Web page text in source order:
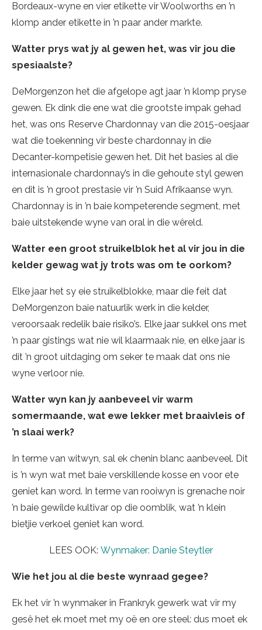
Bordeaux-wyne en vier etikette vir Woolworths en ’n
klomp ander etikette in ’n paar ander markte.
Watter prys wat jy al gewen het, was vir jou die
spesiaalste?
DeMorgenzon het die afgelope agt jaar ’n klomp pryse
gewen. Ek dink die ene wat die grootste impak gehad
het, was ons Reserve Chardonnay van die 2015-oesjaar
wat die toekenning vir beste chardonnay in die
Decanter-kompetisie gewen het. Dit het basies al die
internasionale chardonnay’s in die gehoute styl gewen
en dit is ’n groot prestasie vir ’n Suid Afrikaanse wyn.
Chardonnay is in ’n baie kompeterende segment, met
baie uitstekende wyne van oral in die wêreld.
Watter een groot struikelblok het al vir jou in die
kelder gewag wat jy trots was om te oorkom?
Elke jaar het sy eie struikelblokke, maar die feit dat
DeMorgenzon baie natuurlik werk in die kelder,
veroorsaak redelik baie risiko’s. Elke jaar sukkel ons met
’n paar gistings wat nie wil klaarmaak nie, en elke jaar is
dit ’n groot uitdaging om seker te maak dat ons nie
wyne verloor nie.
Watter wyn kan jy aanbeveel vir warm
somermaande, wat ewe lekker met braaivleis of
’n slaai werk?
In terme van witwyn, sal ek chenin blanc aanbeveel. Dit
is ’n wyn wat met baie verskillende kosse en voor ete
geniet kan word. In terme van rooiwyn is grenache noir
’n baie gewilde kultivar op die oomblik, wat ’n klein
bietjie verkoel geniet kan word.
LEES OOK: Wynmaker: Danie Steytler
Wie het jou al die beste wynraad gegee?
Ek het vir ’n wynmaker in Frankryk gewerk wat vir my
gesê het ek moet met my oë en ore steel: dus moet ek